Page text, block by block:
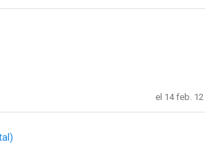
el 14 feb. 12